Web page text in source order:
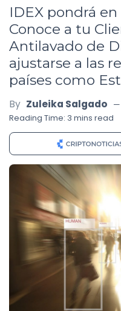
IDEX pondrá
Conoce a tu
Antilavado de
ajustarse a las
países como
By Zuleika Salgado
Reading Time: 3 mins read